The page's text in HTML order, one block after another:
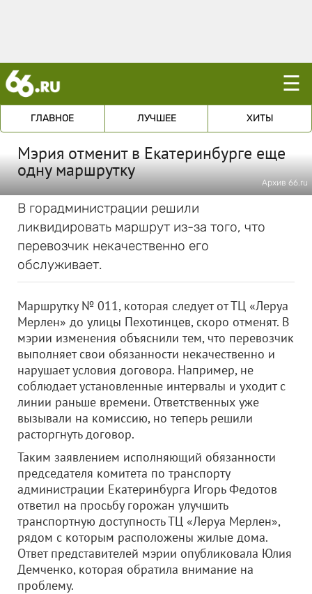
☰
ГЛАВНОЕ ЛУЧШЕЕ ХИТЫ
Мэрия отменит в Екатеринбурге еще
одну маршрутку
Архив 66.ru
В горадминистрации решили
ликвидировать маршрут из-за того, что
перевозчик некачественно его
обслуживает.
Маршрутку № 011, которая следует от ТЦ «Леруа
Мерлен» до улицы Пехотинцев, скоро отменят. В
мэрии изменения объяснили тем, что перевозчик
выполняет свои обязанности некачественно и
нарушает условия договора. Например, не
соблюдает установленные интервалы и уходит с
линии раньше времени. Ответственных уже
вызывали на комиссию, но теперь решили
расторгнуть договор.
Таким заявлением исполняющий обязанности
председателя комитета по транспорту
администрации Екатеринбурга Игорь Федотов
ответил на просьбу горожан улучшить
транспортную доступность ТЦ «Леруа Мерлен»,
рядом с которым расположены жилые дома.
Ответ представителей мэрии опубликовала Юлия
Демченко, которая обратила внимание на
проблему.